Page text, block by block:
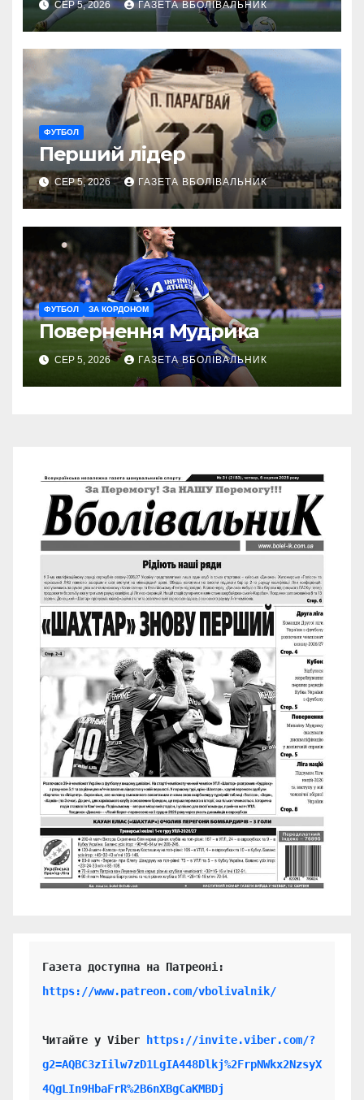
СЕР 5, 2026 ГАЗЕТА ВБОЛІВАЛЬНИК
ФУТБОЛ
Перший лідер
СЕР 5, 2026 ГАЗЕТА ВБОЛІВАЛЬНИК
ФУТБОЛ ЗА КОРДОНОМ
Повернення Мудрика
СЕР 5, 2026 ГАЗЕТА ВБОЛІВАЛЬНИК
https://www.patreon.com/vbolivalnik/
Читайте у Viber
https://invite.viber.com/?
g2=AQBC3zIilw7zD1LgIA448Dlkj%2FrpNWkx2NzsyX
4QgLIn9HbaFrR%2B6nXBgCaKMBDj